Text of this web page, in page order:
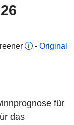
- Original
für
das